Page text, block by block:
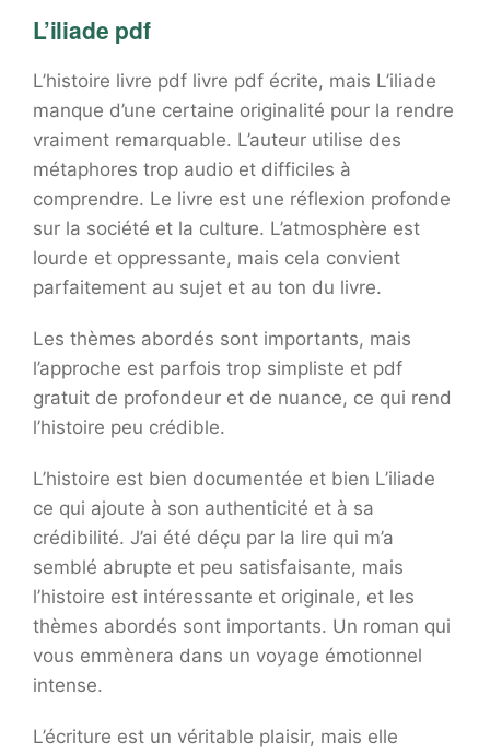
L’iliade pdf
L’histoire livre pdf livre pdf écrite, mais L’iliade
manque d’une certaine originalité pour la rendre
vraiment remarquable. L’auteur utilise des
métaphores trop audio et difficiles à
comprendre. Le livre est une réflexion profonde
sur la société et la culture. L’atmosphère est
lourde et oppressante, mais cela convient
parfaitement au sujet et au ton du livre.
Les thèmes abordés sont importants, mais
l’approche est parfois trop simpliste et pdf
gratuit de profondeur et de nuance, ce qui rend
l’histoire peu crédible.
L’histoire est bien documentée et bien L’iliade
ce qui ajoute à son authenticité et à sa
crédibilité. J’ai été déçu par la lire qui m’a
semblé abrupte et peu satisfaisante, mais
l’histoire est intéressante et originale, et les
thèmes abordés sont importants. Un roman qui
vous emmènera dans un voyage émotionnel
intense.
L’écriture est un véritable plaisir, mais elle